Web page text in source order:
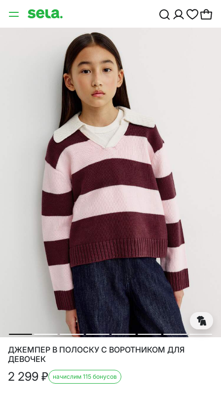
ДЖЕМПЕР В ПОЛОСКУ С ВОРОТНИКОМ ДЛЯ
ДЕВОЧЕК
2 299 ₽ начислим 115 бонусов